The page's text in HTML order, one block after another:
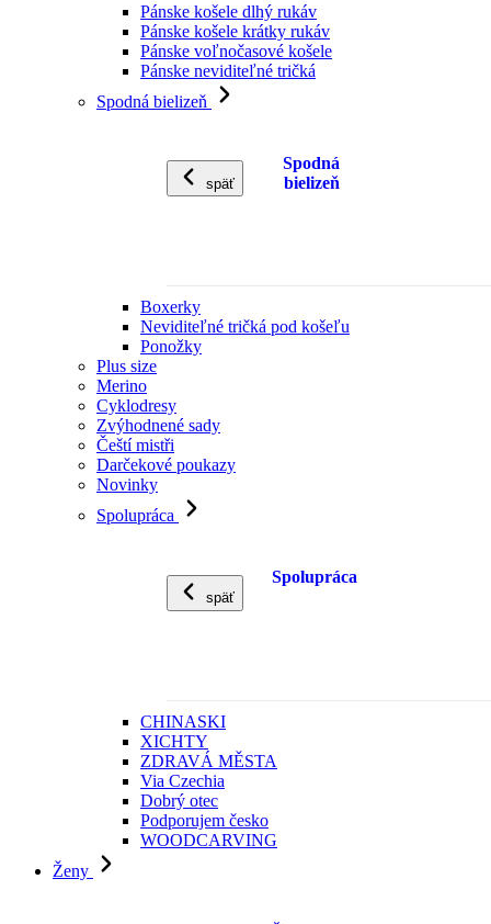
Pánske košele dlhý rukáv
Pánske košele krátky rukáv
Pánske voľnočasové košele
Pánske neviditeľné tričká
Spodná bielizeň
späť
Spodná
bielizeň
Boxerky
Neviditeľné tričká pod košeľu
Ponožky
Plus size
Merino
Cyklodresy
Zvýhodnené sady
Čeští mistři
Darčekové poukazy
Novinky
Spolupráca
späť
Spolupráca
CHINASKI
XICHTY
ZDRAVÁ MĚSTA
Via Czechia
Dobrý otec
Podporujem česko
WOODCARVING
Ženy